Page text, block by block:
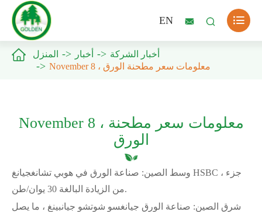
EN   
 المنزل أخبار
أخبار الشركة
November 8 ، معلومات سعر مطحنة الورق
November 8 ، معلومات سعر مطحنة
الورق
وسط الصين: صناعة الورق في هوبي تشانغجيانغ HSBC ، جزء
من الزيادة البالغة 30 يوان/طن.
شرق الصين: صناعة الورق جيانغسو شوتشو جيانبينغ ، ما يصل